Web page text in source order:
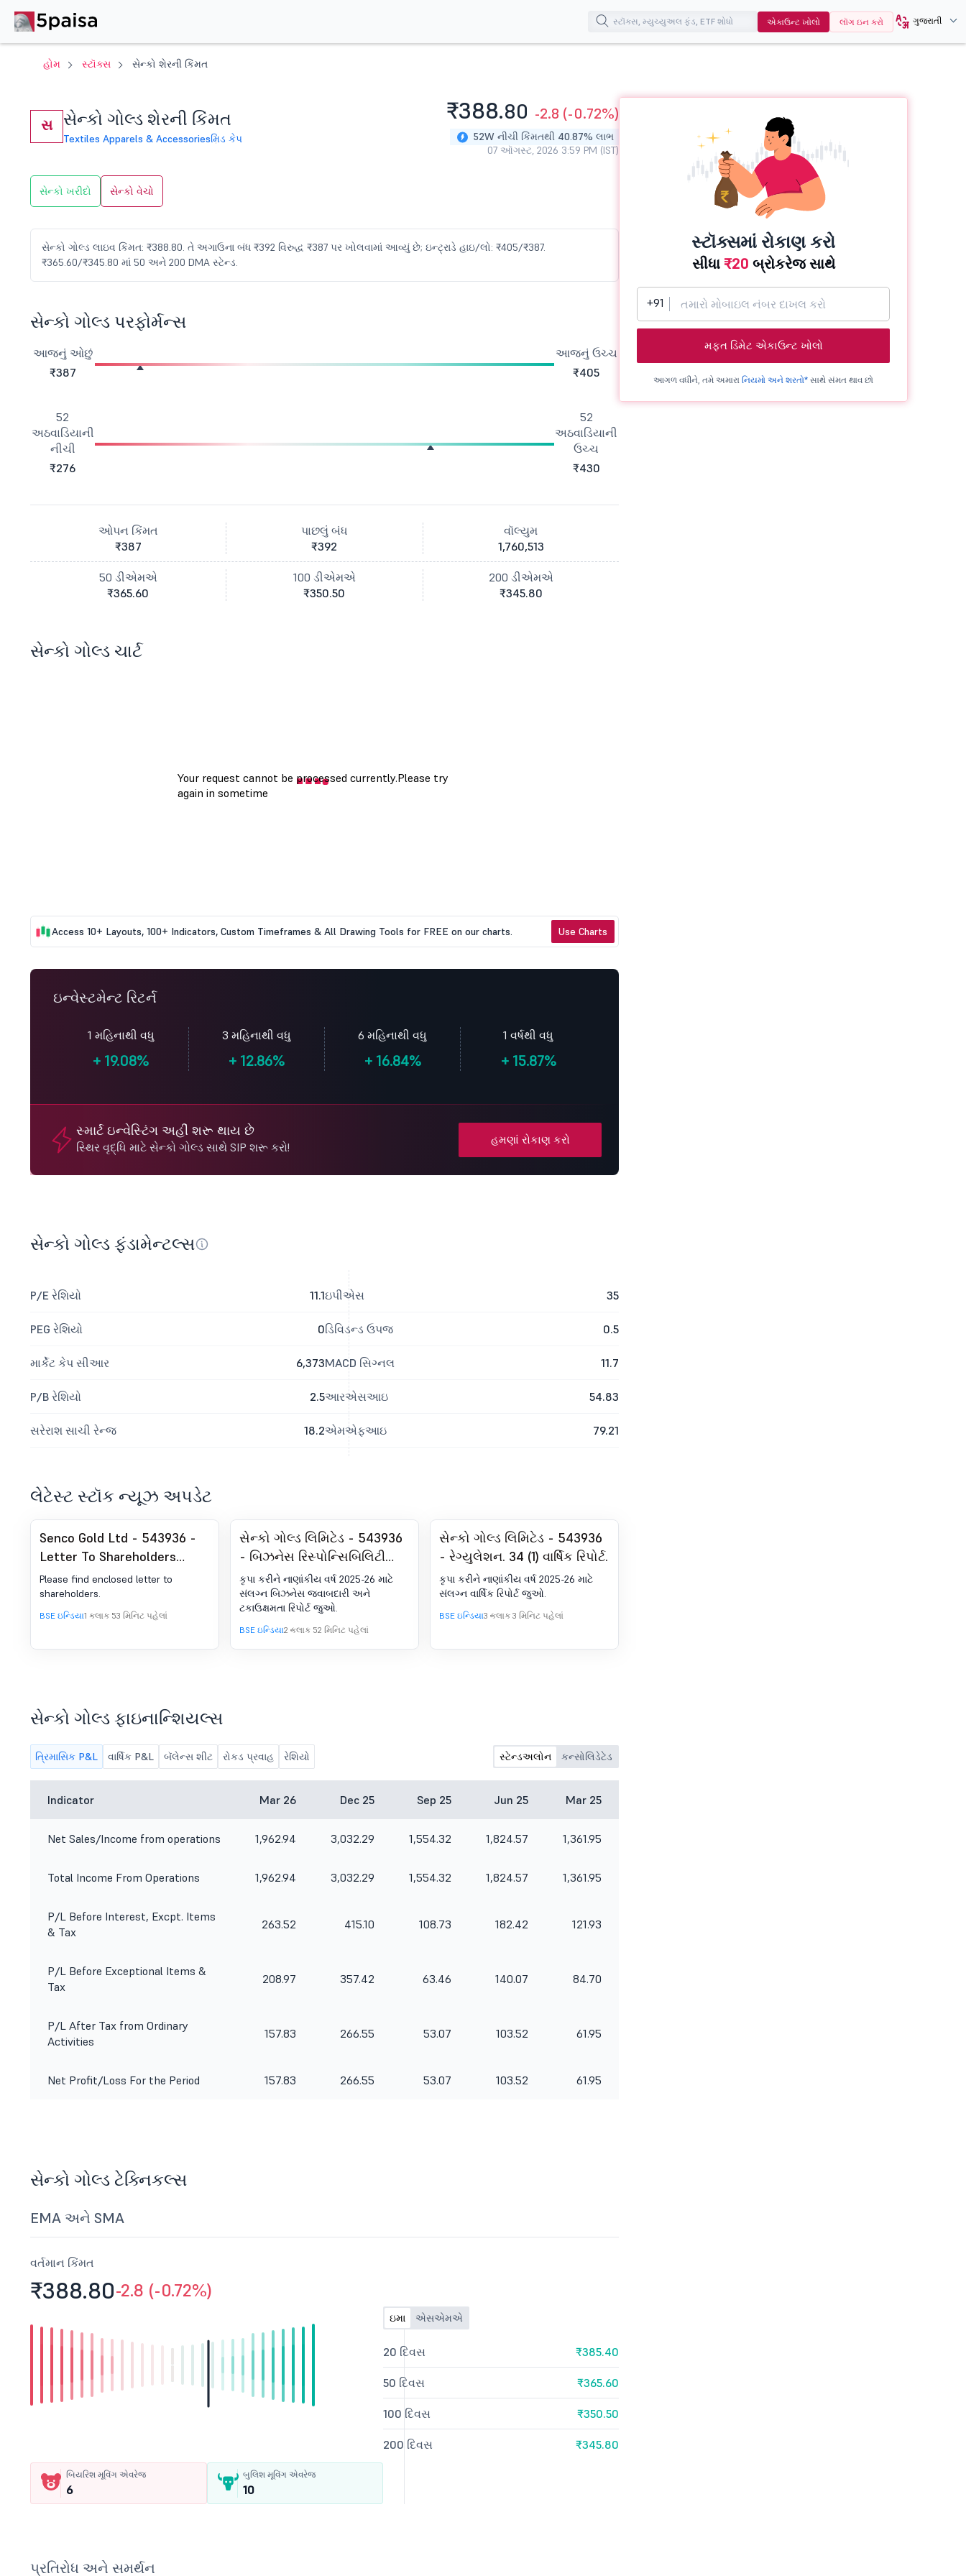
એકાઉન્ટ ખોલો લૉગ ઇન કરો ગુજરાતી
હોમ સ્ટૉક્સ સેન્કો શેરની કિંમત
સ સેન્કો ગોલ્ડ શેરની કિંમત
Textiles Apparels & Accessoriesમિડ કેપ
₹388.80 -2.8 (-0.72%)
52W નીચી કિંમતથી 40.87% લાભ
07 ઑગસ્ટ, 2026 3:59 PM (IST)
સેન્કો ખરીદો સેન્કો વેચો
સેન્કો ગોલ્ડ લાઇવ કિંમત: ₹388.80. તે અગાઉના બંધ ₹392 વિરુદ્ધ ₹387 પર ખોલવામાં આવ્યું છે; ઇન્ટ્રાડે હાઇ/લો: ₹405/₹387.
₹365.60/₹345.80 માં 50 અને 200 DMA સ્ટેન્ડ.
સેન્કો ગોલ્ડ પરફોર્મન્સ
આજનું ઓછું
₹387
આજનું ઉચ્ચ
₹405
52
અઠવાડિયાની
નીચી
₹276
52
અઠવાડિયાની
ઉચ્ચ
₹430
ઓપન કિંમત
₹387
પાછલું બંધ
₹392
વૉલ્યુમ
1,760,513
50 ડીએમએ
₹365.60
100 ડીએમએ
₹350.50
200 ડીએમએ
₹345.80
સેન્કો ગોલ્ડ ચાર્ટ
Access 10+ Layouts, 100+ Indicators, Custom Timeframes & All Drawing Tools for FREE on our charts. Use Charts
ઇન્વેસ્ટમેન્ટ રિટર્ન
1 મહિનાથી વધુ
+ 19.08%
3 મહિનાથી વધુ
+ 12.86%
6 મહિનાથી વધુ
+16.84%
1 વર્ષથી વધુ
+15.87%
સ્માર્ટ ઇન્વેસ્ટિંગ અહીં શરૂ થાય છે
સ્થિર વૃદ્ધિ માટે સેન્કો ગોલ્ડ સાથે SIP શરૂ કરો!
હમણાં રોકાણ કરો
સેન્કો ગોલ્ડ ફંડામેન્ટલ્સ
P/E રેશિયો 11.1
PEG રેશિયો 0
માર્કેટ કેપ સીઆર 6,373
P/B રેશિયો 2.5
સરેરાશ સાચી રેન્જ 18.2
ઇપીએસ 35
ડિવિડન્ડ ઉપજ 0.5
MACD સિગ્નલ 11.7
આરએસઆઇ 54.83
એમએફઆઇ 79.21
લેટેસ્ટ સ્ટૉક ન્યૂઝ અપડેટ
Senco Gold Ltd - 543936 -
Letter To Shareholders
Regarding Web-Link Of The
Annual Report For The FY
2025-26
Please find enclosed letter to
shareholders.
BSE ઇન્ડિયા1 કલાક 53 મિનિટ પહેલાં
સેન્કો ગોલ્ડ લિમિટેડ - 543936
- બિઝનેસ રિસ્પોન્સિબિલિટી
એન્ડ સસ્ટેનેબિલિટી રિપોર્ટિંગ
(બીઆરએસઆર)
કૃપા કરીને નાણાંકીય વર્ષ 2025-26 માટે
સંલગ્ન બિઝનેસ જવાબદારી અને
ટકાઉક્ષમતા રિપોર્ટ જુઓ.
BSE ઇન્ડિયા2 કલાક 52 મિનિટ પહેલાં
સેન્કો ગોલ્ડ લિમિટેડ - 543936
- રેગ્યુલેશન. 34 (1) વાર્ષિક રિપોર્ટ.
કૃપા કરીને નાણાંકીય વર્ષ 2025-26 માટે
સંલગ્ન વાર્ષિક રિપોર્ટ જુઓ.
BSE ઇન્ડિયા3 કલાક 3 મિનિટ પહેલાં
સેન્કો ગોલ્ડ ફાઇનાન્શિયલ્સ
ત્રિમાસિક P&L વાર્ષિક P&L બૅલેન્સ શીટ રોકડ પ્રવાહ રેશિયો સ્ટેન્ડઅલોન કન્સોલિડેટેડ
Indicator Mar 26 Dec 25 Sep 25 Jun 25 Mar 25
Net Sales/Income from operations 1,962.94 3,032.29 1,554.32 1,824.57 1,361.95
Total Income From Operations 1,962.94 3,032.29 1,554.32 1,824.57 1,361.95
P/L Before Interest, Excpt. Items
& Tax
263.52 415.10 108.73 182.42 121.93
P/L Before Exceptional Items &
Tax
208.97 357.42 63.46 140.07 84.70
P/L After Tax from Ordinary
Activities
157.83 266.55 53.07 103.52 61.95
Net Profit/Loss For the Period 157.83 266.55 53.07 103.52 61.95
સેન્કો ગોલ્ડ ટેક્નિકલ્સ
EMA અને SMA
વર્તમાન કિંમત
₹388.80-2.8 (-0.72%)
બિયરિશ મૂવિંગ એવરેજ
6
બુલિશ મૂવિંગ એવરેજ
10
ઇમા એસએમએ
20 દિવસ ₹385.40
50 દિવસ ₹365.60
100 દિવસ ₹350.50
200 દિવસ ₹345.80
પ્રતિરોધ અને સમર્થન
સ્ટૉક્સમાં રોકાણ કરો
સીધા ₹20 બ્રોકરેજ સાથે
+91
મફત ડિમેટ એકાઉન્ટ ખોલો
આગળ વધીને, તમે અમારા નિયમો અને શરતો* સાથે સંમત થાવ છો